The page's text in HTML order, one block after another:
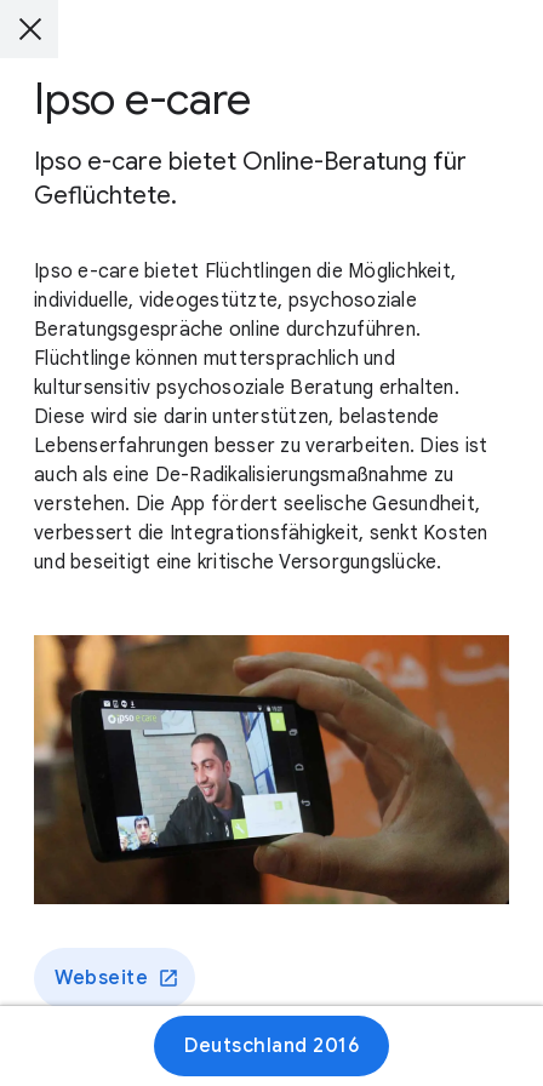
Ipso e-care
Ipso e-care bietet Online-Beratung für
Geflüchtete.
Ipso e-care bietet Flüchtlingen die Möglichkeit,
individuelle, videogestützte, psychosoziale
Beratungsgespräche online durchzuführen.
Flüchtlinge können muttersprachlich und
kultursensitiv psychosoziale Beratung erhalten.
Diese wird sie darin unterstützen, belastende
Lebenserfahrungen besser zu verarbeiten. Dies ist
auch als eine De-Radikalisierungsmaßnahme zu
verstehen. Die App fördert seelische Gesundheit,
verbessert die Integrationsfähigkeit, senkt Kosten
und beseitigt eine kritische Versorgungslücke.
Webseite
Deutschland 2016